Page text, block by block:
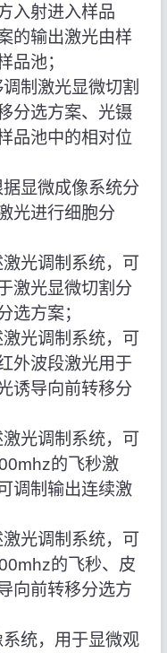
入射进入样品
的输出激光由样
品池；
制激光显微切割
分选方案、光镊
品池中的相对位
显微成像系统分
光进行细胞分
光调制系统，可
激光显微切割分
选方案；
光调制系统，可
外波段激光用于
诱导向前转移分
光调制系统，可
的飞秒激
调制输出连续激
光调制系统，可
的飞秒、皮
向前转移分选方
统，用于显微观